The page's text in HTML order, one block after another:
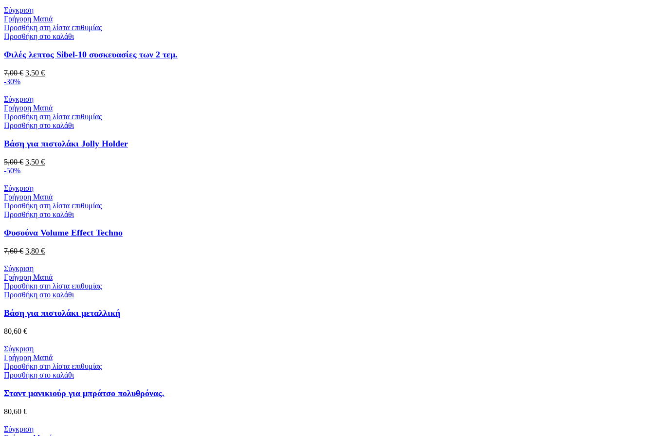
Σύγκριση
Γρήγορη Ματιά
Προσθήκη στη λίστα επιθυμίας
Προσθήκη στο καλάθι
Φιλές λεπτος Sibel-10 συσκευασίες των 2 τεμ.
7,00€ 3,50 €
-30%
Σύγκριση
Γρήγορη Ματιά
Προσθήκη στη λίστα επιθυμίας
Προσθήκη στο καλάθι
Βάση για πιστολάκι Jolly Holder
5,00€ 3,50 €
-50%
Σύγκριση
Γρήγορη Ματιά
Προσθήκη στη λίστα επιθυμίας
Προσθήκη στο καλάθι
Φυσούνα Volume Effect Techno
7,60€ 3,80 €
Σύγκριση
Γρήγορη Ματιά
Προσθήκη στη λίστα επιθυμίας
Προσθήκη στο καλάθι
Βάση για πιστολάκι μεταλλική
80,60 €
Σύγκριση
Γρήγορη Ματιά
Προσθήκη στη λίστα επιθυμίας
Προσθήκη στο καλάθι
Σταντ μανικιούρ για μπράτσο πολυθρόνας.
80,60 €
Σύγκριση